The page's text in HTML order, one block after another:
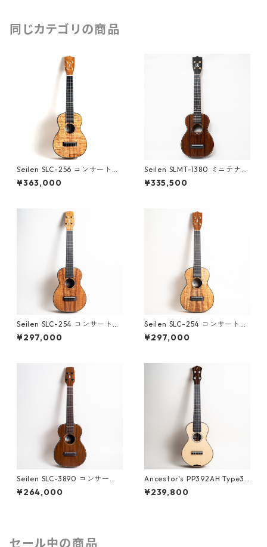
同じカテゴリの商品
Seilen SLC-256 コンサートウ
クレレ #1802
¥363,000
Seilen SLMT-1380 ミニテナー
ウクレレ #1620
¥335,500
Seilen SLC-254 コンサートウ
クレレ #1992
¥297,000
Seilen SLC-254 コンサートウ
クレレ #1889
¥297,000
Seilen SLC-3890 コンサート
ウクレレ #1871
¥264,000
Ancestor's PP392AH Type3
コンサートウクレレ #383
¥239,800
セール中の商品